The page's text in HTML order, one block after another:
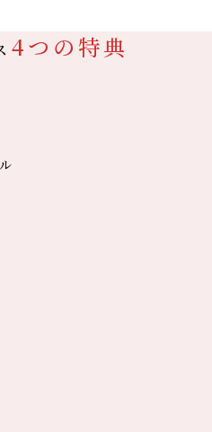
4つの特典